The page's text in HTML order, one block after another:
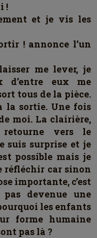
!
et je vis les
! annonce l’un
me lever, je
d’entre eux me
tous de la pièce.
la sortie. Une fois
moi. La clairière,
vers le
suis surprise et je
possible mais je
réfléchir car sinon
importante, c’est
devenue une
les enfants
forme humaine
pas là ?